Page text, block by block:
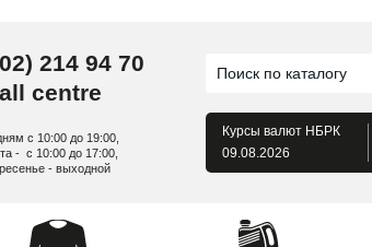
214 94 70
centre
с 10:00 до 19:00,
- с 10:00 до 17:00,
- выходной
Курсы валют НБРК
09.08.2026